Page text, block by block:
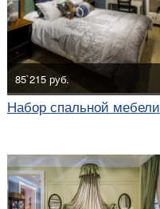
85`215 руб.
Набор спальной мебели